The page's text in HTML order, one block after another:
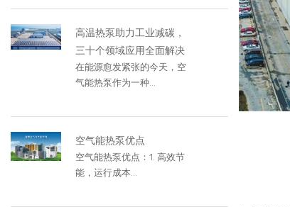
高温热泵助力工业减碳，
三十个领域应用全面解决
在能源愈发紧张的今天，空
气能热泵作为一种...
空气能热泵优点
空气能热泵优点：1. 高效节
能，运行成本...